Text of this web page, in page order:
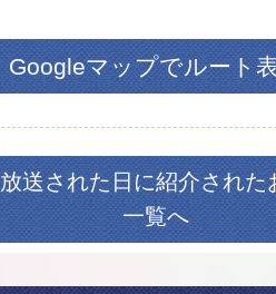
Googleマップでルート
放送された日に紹介された
一覧へ